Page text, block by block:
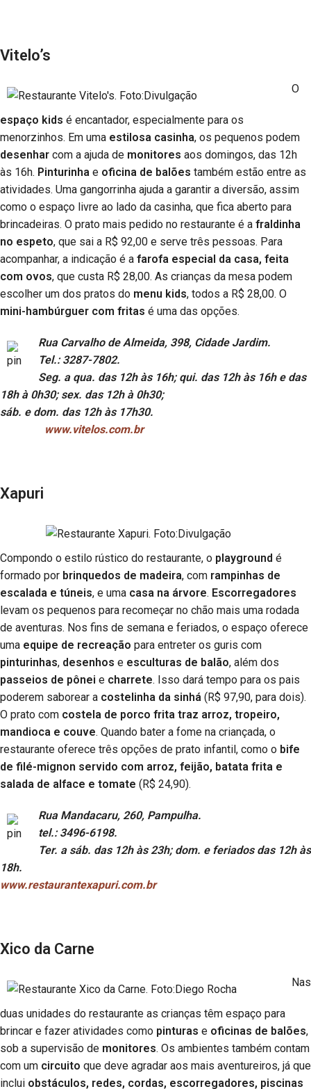
Vitelo’s
O
espaço kids é encantador, especialmente para os
menorzinhos. Em uma estilosa casinha, os pequenos podem
desenhar com a ajuda de monitores aos domingos, das 12h
às 16h. Pinturinha e oficina de balões também estão entre as
atividades. Uma gangorrinha ajuda a garantir a diversão, assim
como o espaço livre ao lado da casinha, que fica aberto para
brincadeiras. O prato mais pedido no restaurante é a fraldinha
no espeto, que sai a R$ 92,00 e serve três pessoas. Para
acompanhar, a indicação é a farofa especial da casa, feita
com ovos, que custa R$ 28,00. As crianças da mesa podem
escolher um dos pratos do menu kids, todos a R$ 28,00. O
mini-hambúrguer com fritas é uma das opções.
Rua Carvalho de Almeida, 398, Cidade Jardim.
Tel.: 3287-7802.
Seg. a qua. das 12h às 16h; qui. das 12h às 16h e das
18h à 0h30; sex. das 12h à 0h30;
sáb. e dom. das 12h às 17h30.
www.vitelos.com.br
Xapuri
Compondo o estilo rústico do restaurante, o playground é
formado por brinquedos de madeira, com rampinhas de
escalada e túneis, e uma casa na árvore. Escorregadores
levam os pequenos para recomeçar no chão mais uma rodada
de aventuras. Nos fins de semana e feriados, o espaço oferece
uma equipe de recreação para entreter os guris com
pinturinhas, desenhos e esculturas de balão, além dos
passeios de pônei e charrete. Isso dará tempo para os pais
poderem saborear a costelinha da sinhá (R$ 97,90, para dois).
O prato com costela de porco frita traz arroz, tropeiro,
mandioca e couve. Quando bater a fome na criançada, o
restaurante oferece três opções de prato infantil, como o bife
de filé-mignon servido com arroz, feijão, batata frita e
salada de alface e tomate (R$ 24,90).
Rua Mandacaru, 260, Pampulha.
tel.: 3496-6198.
Ter. a sáb. das 12h às 23h; dom. e feriados das 12h às
18h.
www.restaurantexapuri.com.br
Xico da Carne
Nas
duas unidades do restaurante as crianças têm espaço para
brincar e fazer atividades como pinturas e oficinas de balões,
sob a supervisão de monitores. Os ambientes também contam
com um circuito que deve agradar aos mais aventureiros, já que
inclui obstáculos, redes, cordas, escorregadores, piscinas